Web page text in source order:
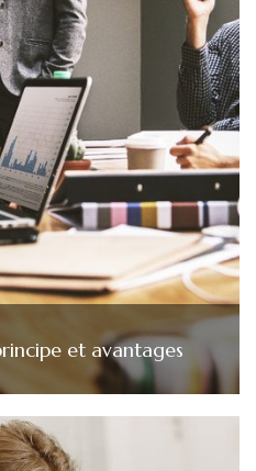
et avantages